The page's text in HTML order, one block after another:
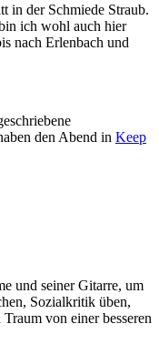
in der Schmiede Straub.
ich wohl auch hier
nach Erlenbach und
den Abend in Keep
und seiner Gitarre, um
Sozialkritik üben,
von einer besseren